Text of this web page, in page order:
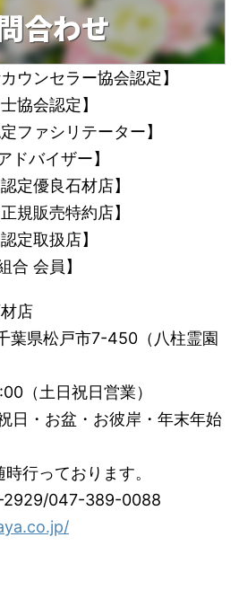
合わせ
ウンセラー協会認定】
協会認定】
ファシリテーター】
ドバイザー】
定優良石材店】
規販売特約店】
定取扱店】
合 会員】
店
葉県松戸市7-450（八柱霊園
（土日祝日営業）
日・お盆・お彼岸・年末年始
行っております。
2929/047-389-0088